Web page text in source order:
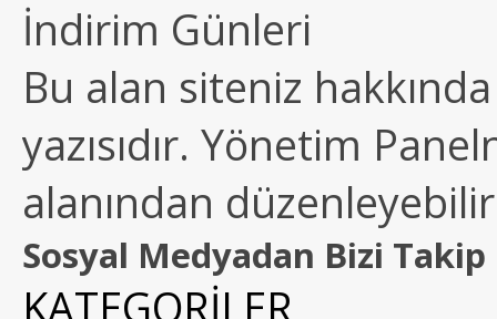
İndirim Günleri
Bu alan siteniz
yazısıdır. Yönetim
alanından
Sosyal Medyadan Bizi Takip
KATEGORİLER